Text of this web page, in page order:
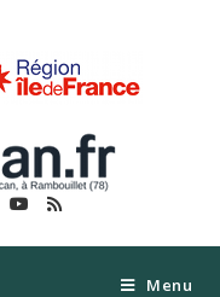
Menu